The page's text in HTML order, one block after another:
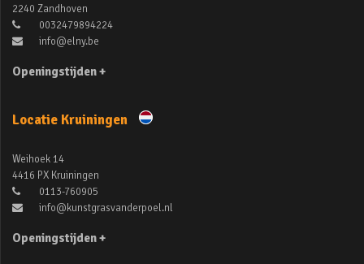
2240 Zandhoven
0032479894224
info@elny.be
Openingstijden +
Locatie Kruiningen
Weihoek 14
4416 PX Kruiningen
0113-760905
info@kunstgrasvanderpoel.nl
Openingstijden +